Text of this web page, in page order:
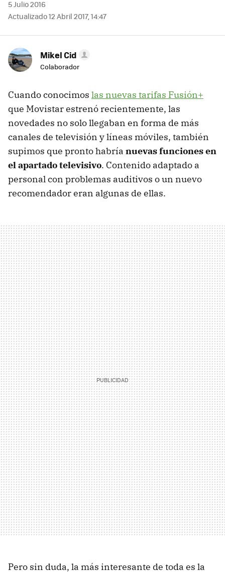
5 Julio 2016
Actualizado 12 Abril 2017, 14:47
Mikel Cid
Colaborador
Cuando conocimos las nuevas tarifas Fusión+
que Movistar estrenó recientemente, las
novedades no solo llegaban en forma de más
canales de televisión y líneas móviles, también
supimos que pronto habría nuevas funciones en
el apartado televisivo. Contenido adaptado a
personal con problemas auditivos o un nuevo
recomendador eran algunas de ellas.
Pero sin duda, la más interesante de toda es la